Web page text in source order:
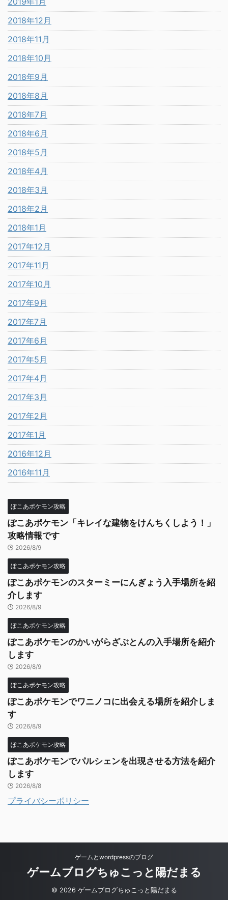
2018年12月
2018年11月
2018年10月
2018年9月
2018年8月
2018年7月
2018年6月
2018年5月
2018年4月
2018年3月
2018年2月
2018年1月
2017年12月
2017年11月
2017年10月
2017年9月
2017年7月
2017年6月
2017年5月
2017年4月
2017年3月
2017年2月
2017年1月
2016年12月
2016年11月
ぽこあポケモン攻略
ぽこあポケモン「キレイな建物をけんちくしよう！」
攻略情報です
2026/8/9
ぽこあポケモン攻略
ぽこあポケモンのスターミーにんぎょう入手場所を紹
介します
2026/8/9
ぽこあポケモン攻略
ぽこあポケモンのかいがらざぶとんの入手場所を紹介
します
2026/8/9
ぽこあポケモン攻略
ぽこあポケモンでワニノコに出会える場所を紹介しま
す
2026/8/9
ぽこあポケモン攻略
ぽこあポケモンでパルシェンを出現させる方法を紹介
します
2026/8/8
プライバシーポリシー
ゲームとwordpressのブログ
ゲームブログちゅこっと陽だまる
© 2026 ゲームブログちゅこっと陽だまる